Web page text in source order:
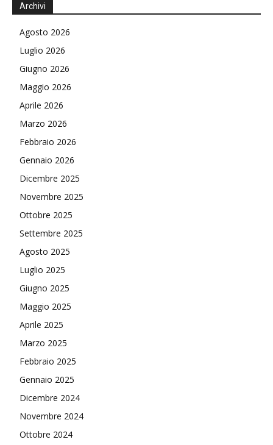
Archivi
Agosto 2026
Luglio 2026
Giugno 2026
Maggio 2026
Aprile 2026
Marzo 2026
Febbraio 2026
Gennaio 2026
Dicembre 2025
Novembre 2025
Ottobre 2025
Settembre 2025
Agosto 2025
Luglio 2025
Giugno 2025
Maggio 2025
Aprile 2025
Marzo 2025
Febbraio 2025
Gennaio 2025
Dicembre 2024
Novembre 2024
Ottobre 2024